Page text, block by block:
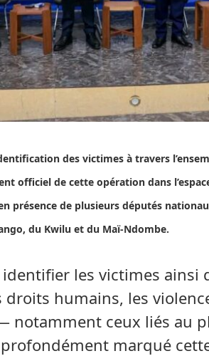
des victimes à travers
officiel de cette opération dans
présence de plusieurs députés
du Kwilu et du Maï-Ndombe.
les victimes ainsi
humains, les
notamment ceux liés au
marqué